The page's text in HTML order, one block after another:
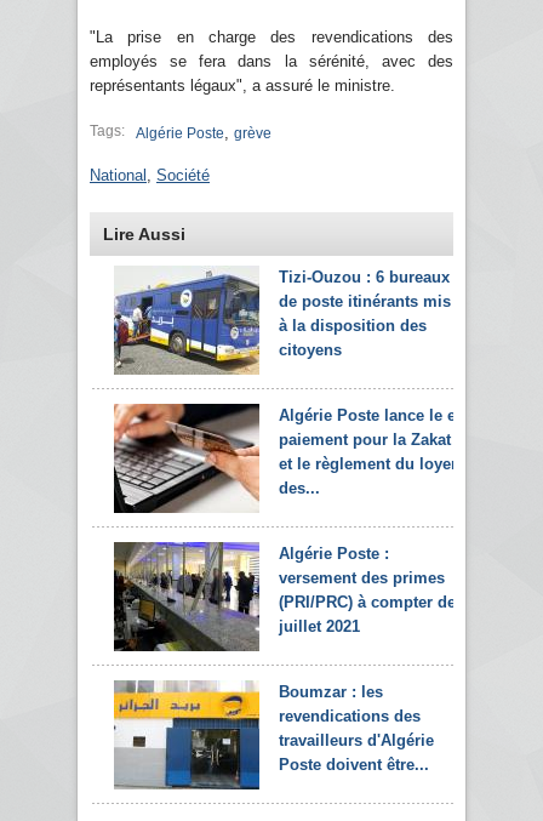
"La prise en charge des revendications des
employés se fera dans la sérénité, avec des
représentants légaux", a assuré le ministre.
Tags: Algérie Poste grève
National Société
Lire Aussi
Tizi-Ouzou : 6 bureaux
de poste itinérants mis
à la disposition des
citoyens
Algérie Poste lance le e-
paiement pour la Zakat
et le règlement du loyer
des...
Algérie Poste :
versement des primes
(PRI/PRC) à compter de
juillet 2021
Boumzar : les
revendications des
travailleurs d'Algérie
Poste doivent être...